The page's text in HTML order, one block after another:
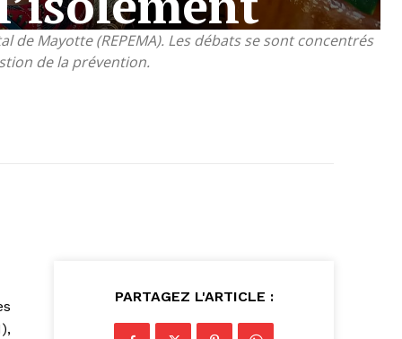
Mayotte (REPEMA). Les débats se sont concentrés
de la prévention.
PARTAGEZ L'ARTICLE :